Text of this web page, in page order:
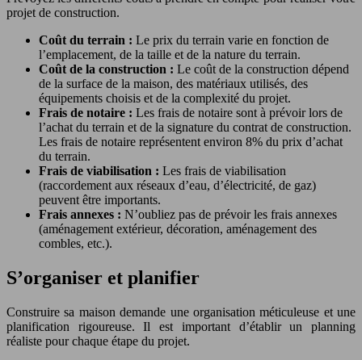
projet de construction.
Coût du terrain : Le prix du terrain varie en fonction de
l’emplacement, de la taille et de la nature du terrain.
Coût de la construction : Le coût de la construction dépend
de la surface de la maison, des matériaux utilisés, des
équipements choisis et de la complexité du projet.
Frais de notaire : Les frais de notaire sont à prévoir lors de
l’achat du terrain et de la signature du contrat de construction.
Les frais de notaire représentent environ 8% du prix d’achat
du terrain.
Frais de viabilisation : Les frais de viabilisation
(raccordement aux réseaux d’eau, d’électricité, de gaz)
peuvent être importants.
Frais annexes : N’oubliez pas de prévoir les frais annexes
(aménagement extérieur, décoration, aménagement des
combles, etc.).
S’organiser et planifier
Construire sa maison demande une organisation méticuleuse et une
planification rigoureuse. Il est important d’établir un planning
réaliste pour chaque étape du projet.